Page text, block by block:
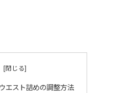
エスト詰めの調整方法